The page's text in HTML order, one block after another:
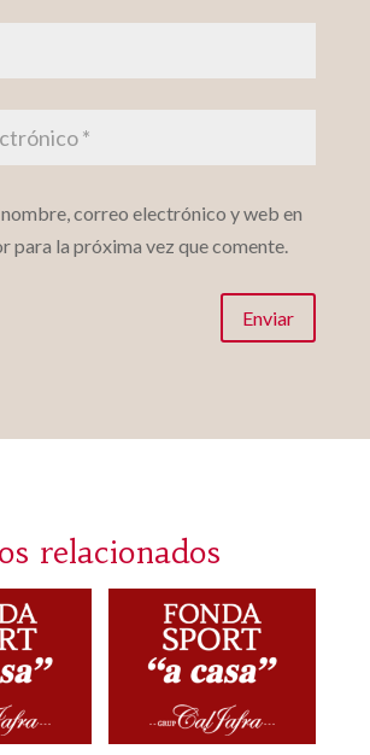
correo electrónico y web en
para la próxima vez que comente.
Enviar
relacionados